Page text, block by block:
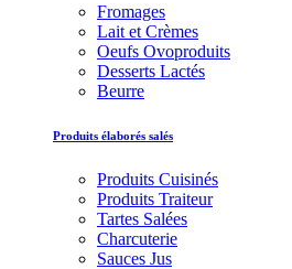
Fromages
Lait et Crèmes
Oeufs Ovoproduits
Desserts Lactés
Beurre
Produits élaborés salés
Produits Cuisinés
Produits Traiteur
Tartes Salées
Charcuterie
Sauces Jus